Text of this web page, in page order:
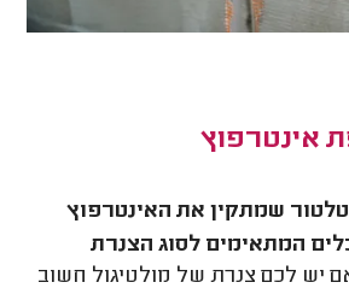
אינטרפוץ
שמתקין את האינטרפוץ
המתאימים לסוג הצנרת
יש לכם צנרת של מולטיגול חשוב